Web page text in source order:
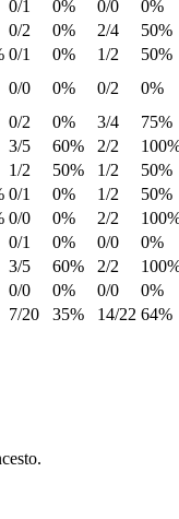
0/1 0% 0/0
0%
0/2 0% 2/4
50%
0/1 0% 1/2
50%
0/0 0% 0/2
0%
0/2 0% 3/4
75%
3/5 60% 2/2
1/2 50% 1/2
50%
0/1 0% 1/2
50%
0/0 0% 2/2
0/1 0% 0/0
0%
3/5 60% 2/2
0/0 0% 0/0
0%
7/20 35% 14/22 64%